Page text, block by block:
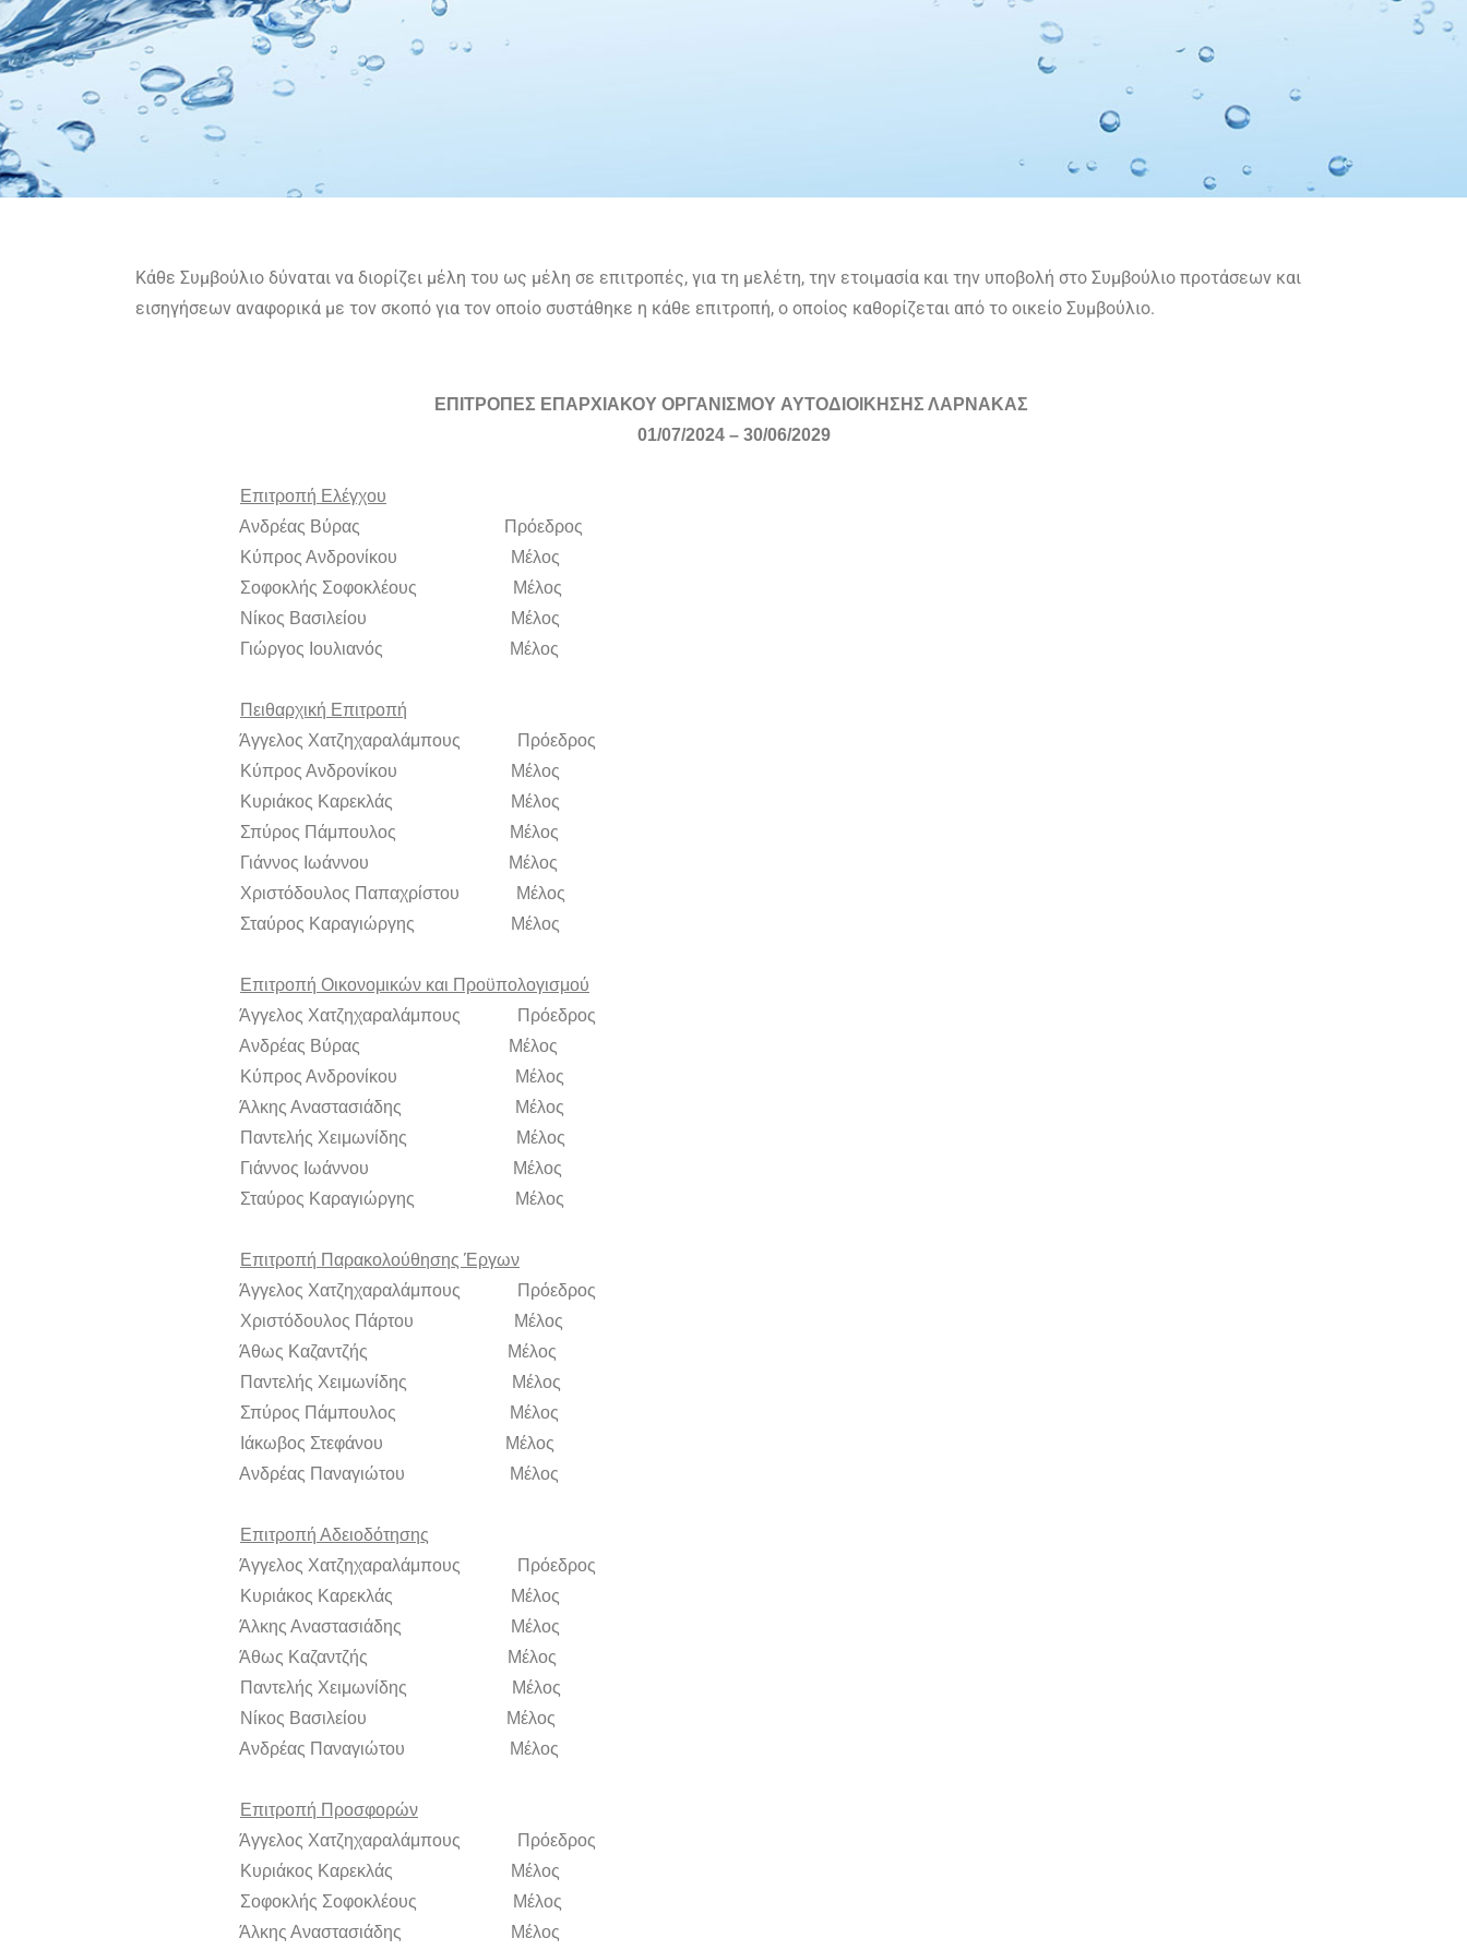
Κάθε Συμβούλιο δύναται να διορίζει μέλη του ως μέλη σε επιτροπές, για τη μελέτη, την ετοιμασία και την υποβολή στο Συμβούλιο προτάσεων και
εισηγήσεων αναφορικά με τον σκοπό για τον οποίο συστάθηκε η κάθε επιτροπή, ο οποίος καθορίζεται από το οικείο Συμβούλιο.
ΕΠΙΤΡΟΠΕΣ ΕΠΑΡΧΙΑΚΟΥ ΟΡΓΑΝΙΣΜΟΥ ΑΥΤΟΔΙΟΙΚΗΣΗΣ ΛΑΡΝΑΚΑΣ
01/07/2024 – 30/06/2029
Επιτροπή Ελέγχου
Ανδρέας Βύρας Πρόεδρος
Κύπρος Ανδρονίκου Μέλος
Σοφοκλής Σοφοκλέους Μέλος
Νίκος Βασιλείου Μέλος
Γιώργος Ιουλιανός Μέλος
Πειθαρχική Επιτροπή
Άγγελος Χατζηχαραλάμπους Πρόεδρος
Κύπρος Ανδρονίκου Μέλος
Κυριάκος Καρεκλάς Μέλος
Σπύρος Πάμπουλος Μέλος
Γιάννος Ιωάννου Μέλος
Χριστόδουλος Παπαχρίστου Μέλος
Σταύρος Καραγιώργης Μέλος
Επιτροπή Οικονομικών και Προϋπολογισμού
Άγγελος Χατζηχαραλάμπους Πρόεδρος
Ανδρέας Βύρας Μέλος
Κύπρος Ανδρονίκου Μέλος
Άλκης Αναστασιάδης Μέλος
Παντελής Χειμωνίδης Μέλος
Γιάννος Ιωάννου Μέλος
Σταύρος Καραγιώργης Μέλος
Επιτροπή Παρακολούθησης Έργων
Άγγελος Χατζηχαραλάμπους Πρόεδρος
Χριστόδουλος Πάρτου Μέλος
Άθως Καζαντζής Μέλος
Παντελής Χειμωνίδης Μέλος
Σπύρος Πάμπουλος Μέλος
Ιάκωβος Στεφάνου Μέλος
Ανδρέας Παναγιώτου Μέλος
Επιτροπή Αδειοδότησης
Άγγελος Χατζηχαραλάμπους Πρόεδρος
Κυριάκος Καρεκλάς Μέλος
Άλκης Αναστασιάδης Μέλος
Άθως Καζαντζής Μέλος
Παντελής Χειμωνίδης Μέλος
Νίκος Βασιλείου Μέλος
Ανδρέας Παναγιώτου Μέλος
Επιτροπή Προσφορών
Άγγελος Χατζηχαραλάμπους Πρόεδρος
Κυριάκος Καρεκλάς Μέλος
Σοφοκλής Σοφοκλέους Μέλος
Άλκης Αναστασιάδης Μέλος